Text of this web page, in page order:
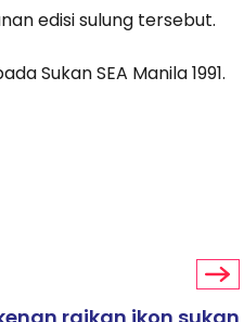
edisi sulung tersebut.
Sukan SEA Manila 1991.
raikan ikon sukan